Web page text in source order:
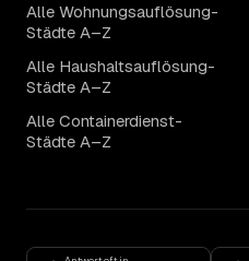
Alle Wohnungsauflösung-
Städte A–Z
Alle Haushaltsauflösung-
Städte A–Z
Alle Containerdienst-
Städte A–Z